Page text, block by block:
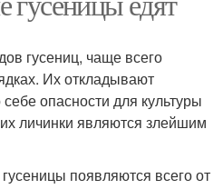
гусениц, чаще всего
Их откладывают
опасности для культуры
личинки являются злейшим
появляются всего от